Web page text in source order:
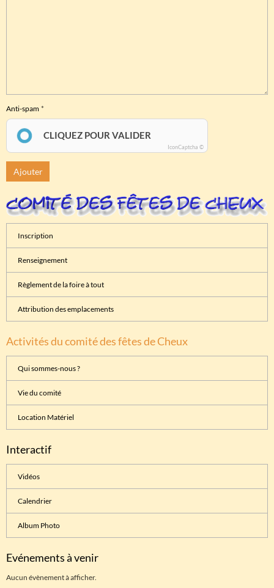
Anti-spam
CLIQUEZ POUR VALIDER
IconCaptcha ©
Ajouter
Inscription
Renseignement
Règlement de la foire à tout
Attribution des emplacements
Activités du comité des fêtes de Cheux
Qui sommes-nous ?
Vie du comité
Location Matériel
Interactif
Vidéos
Calendrier
Album Photo
Evénements à venir
Aucun évènement à afficher.